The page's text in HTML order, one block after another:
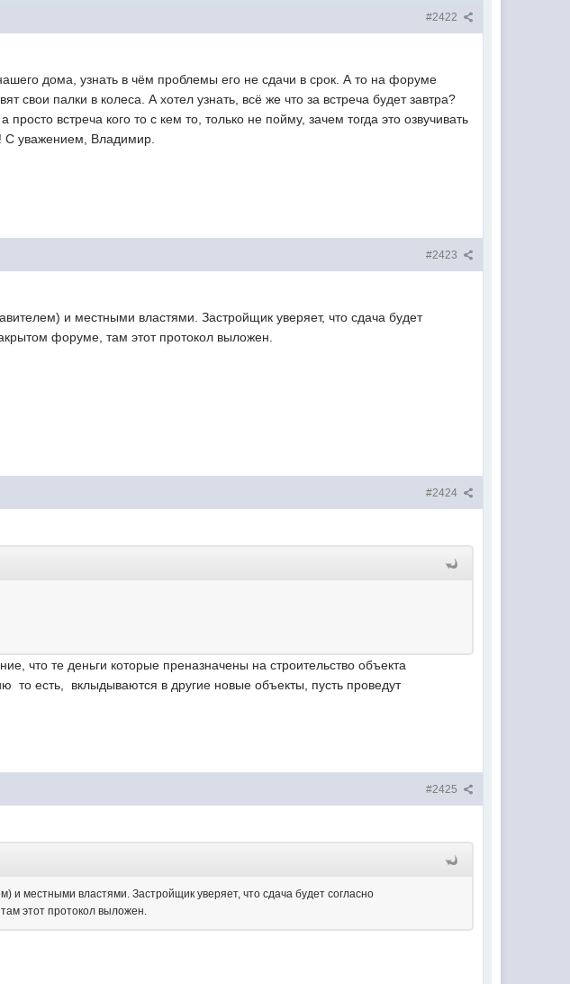
#2422
дома, узнать в чём проблемы его не сдачи в срок. А то на форуме
свои палки в колеса. А хотел узнать, всё же что за встреча будет завтра?
встреча кого то с кем то, только не пойму, зачем тогда это озвучивать
С уважением, Владимир.
#2423
и местными властями. Застройщик уверяет, что сдача будет
форуме, там этот протокол выложен.
#2424
что те деньги которые преназначены на строительство объекта
то есть, вклыдываются в другие новые объекты, пусть проведут
#2425
и местными властями. Застройщик уверяет, что сдача будет согласно
этот протокол выложен.